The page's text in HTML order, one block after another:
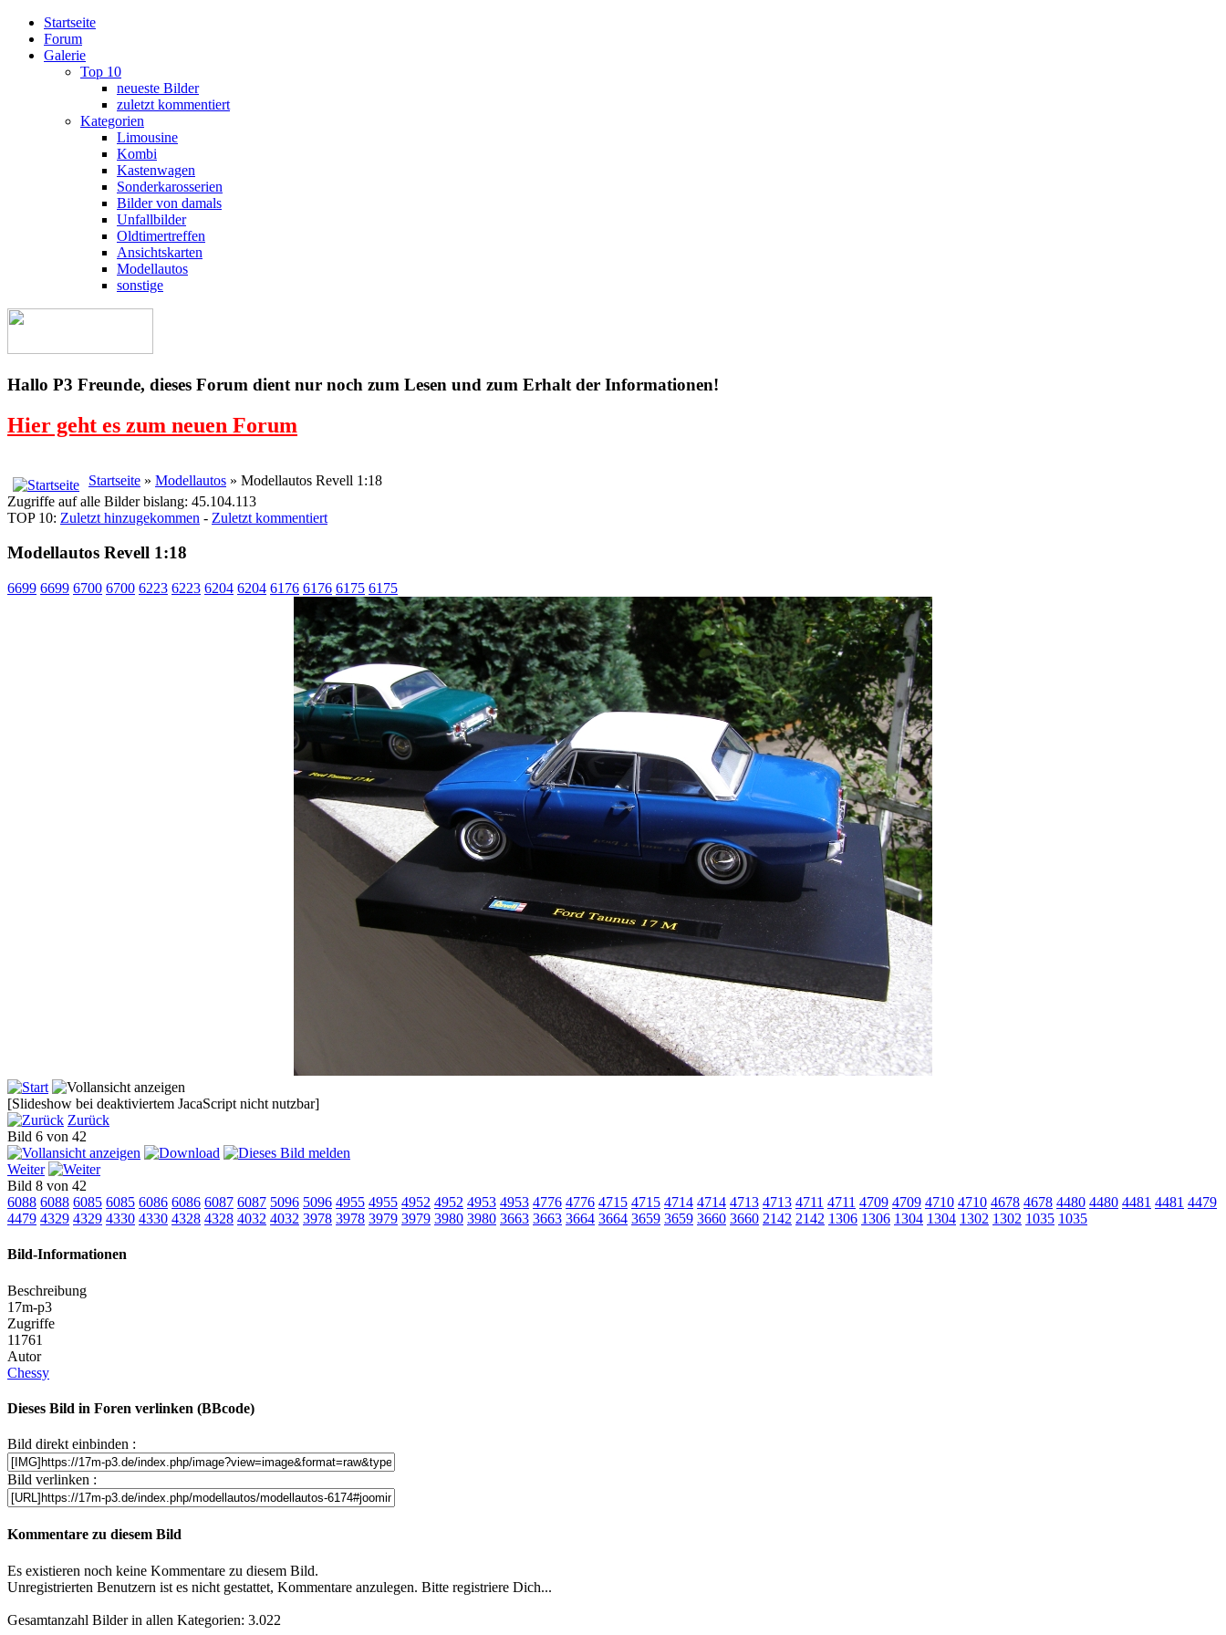
Startseite
Forum
Galerie
Top 10
neueste Bilder
zuletzt kommentiert
Kategorien
Limousine
Kombi
Kastenwagen
Sonderkarosserien
Bilder von damals
Unfallbilder
Oldtimertreffen
Ansichtskarten
Modellautos
sonstige
Hallo P3 Freunde, dieses Forum dient nur noch zum Lesen und zum Erhalt der Informationen!
Hier geht es zum neuen Forum
Startseite » Modellautos » Modellautos Revell 1:18
Zugriffe auf alle Bilder bislang: 45.104.113
TOP 10: Zuletzt hinzugekommen - Zuletzt kommentiert
Modellautos Revell 1:18
6699 6699 6700 6700 6223 6223 6204 6204 6176 6176 6175 6175
[Slideshow bei deaktiviertem JacaScript nicht nutzbar]
Zurück
Bild 6 von 42
Weiter
Bild 8 von 42
6088 6088 6085 6085 6086 6086 6087 6087 5096 5096 4955 4955 4952 4952 4953 4953 4776 4776 4715 4715 4714 4714 4713 4713 4711 4711 4709 4709 4710 4710 4678 4678 4480 4480 4481 4481 4479
4479 4329 4329 4330 4330 4328 4328 4032 4032 3978 3978 3979 3979 3980 3980 3663 3663 3664 3664 3659 3659 3660 3660 2142 2142 1306 1306 1304 1304 1302 1302 1035 1035
Bild-Informationen
Beschreibung
17m-p3
Zugriffe
11761
Autor
Chessy
Dieses Bild in Foren verlinken (BBcode)
Bild direkt einbinden :
Bild verlinken :
Kommentare zu diesem Bild
Es existieren noch keine Kommentare zu diesem Bild.
Unregistrierten Benutzern ist es nicht gestattet, Kommentare anzulegen. Bitte registriere Dich...
Gesamtanzahl Bilder in allen Kategorien: 3.022